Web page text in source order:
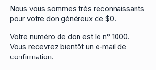
Nous vous sommes très reconnaissants
pour votre don généreux de $0.
Votre numéro de don est le n° 1000.
Vous recevrez bientôt un e‑mail de
confirmation.